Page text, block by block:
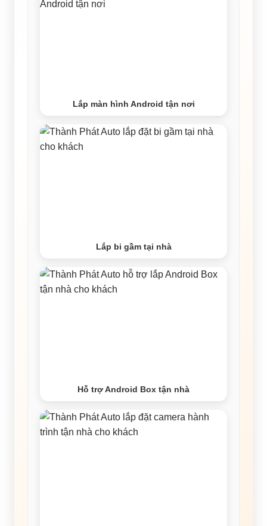
Lắp màn hình Android tận nơi
Lắp bi gầm tại nhà
Hỗ trợ Android Box tận nhà